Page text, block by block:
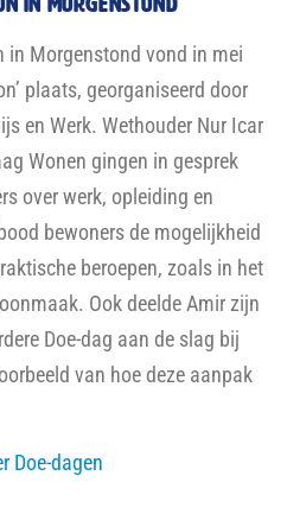
in Morgenstond vond in mei
plaats, georganiseerd door
en Werk. Wethouder Nur Icar
Wonen gingen in gesprek
over werk, opleiding en
bewoners de mogelijkheid
beroepen, zoals in het
Ook deelde Amir zijn
Doe-dag aan de slag bij
van hoe deze aanpak
Doe-dagen